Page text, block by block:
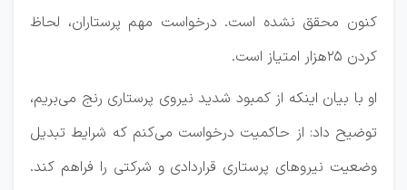
کنون محقق نشده است. درخواست مهم پرستاران، لحاظ‌
کردن ۲۵هزار امتیاز است.
او با بیان اینکه از کمبود شدید نیروی پرستاری رنج می‌بریم،
توضیح داد: از حاکمیت درخواست می‌کنم که شرایط تبدیل
وضعیت نیروهای پرستاری قراردادی و شرکتی را فراهم کند.